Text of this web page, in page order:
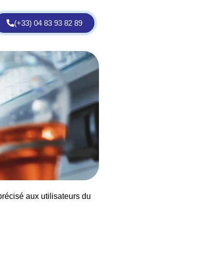
(+33) 04 83 93 82 89
aux utilisateurs du